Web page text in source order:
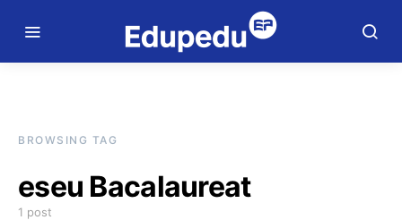
BROWSING TAG
eseu Bacalaureat
1 post